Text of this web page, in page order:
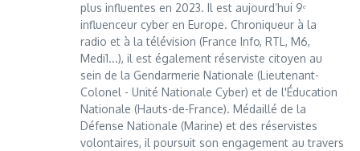
plus influentes en 2023. Il est aujourd’hui 9ᵉ
influenceur cyber en Europe. Chroniqueur à la
radio et à la télévision (France Info, RTL, M6,
Medi1...), il est également réserviste citoyen au
sein de la Gendarmerie Nationale (Lieutenant-
Colonel - Unité Nationale Cyber) et de l'Éducation
Nationale (Hauts-de-France). Médaillé de la
Défense Nationale (Marine) et des réservistes
volontaires, il poursuit son engagement au travers